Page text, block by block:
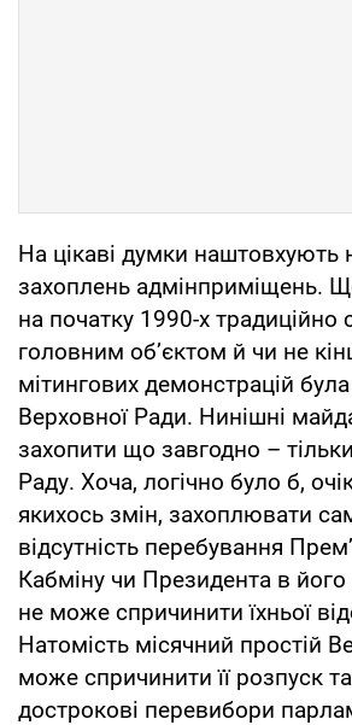
На цікаві думки наштовхують
захоплень адмінприміщень.
на початку 1990-х традиційно
головним об’єктом й чи не
мітингових демонстрацій була
Верховної Ради. Нинішні
захопити що завгодно –
Раду. Хоча, логічно було б,
якихось змін, захоплювати
відсутність перебування
Кабміну чи Президента в його
не може спричинити їхньої
Натомість місячний простій
може спричинити її розпуск
дострокові перевибори